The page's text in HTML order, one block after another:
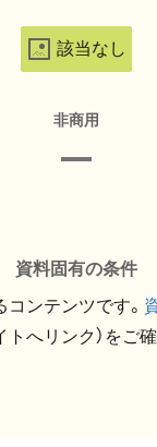
該当なし
非商用
資料固有の条件
ンテンツです。
トへリンク）をご